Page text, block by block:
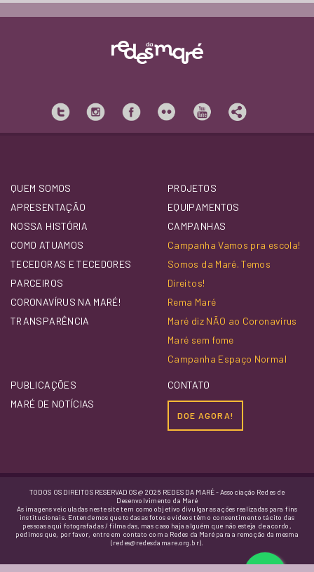
QUEM SOMOS
APRESENTAÇÃO
NOSSA HISTÓRIA
COMO ATUAMOS
TECEDORAS E TECEDORES
PARCEIROS
CORONAVÍRUS NA MARÉ!
TRANSPARÊNCIA
PROJETOS
EQUIPAMENTOS
CAMPANHAS
Campanha Vamos pra escola!
Somos da Maré. Temos
Direitos!
Rema Maré
Maré diz NÃO ao Coronavírus
Maré sem fome
Campanha Espaço Normal
PUBLICAÇÕES
MARÉ DE NOTÍCIAS
CONTATO
DOE AGORA!
TODOS OS DIREITOS RESERVADOS @ 2026 REDES DA MARÉ - Associação Redes de
Desenvolvimento da Maré
As imagens veiculadas neste site tem como objetivo divulgar as ações realizadas para fins
institucionais. Entendemos que todas as fotos e vídeos têm o consentimento tácito das
pessoas aqui fotografadas / filmadas, mas caso haja alguém que não esteja de acordo,
pedimos que, por favor, entre em contato com a Redes da Maré para a remoção da mesma
(redes@redesdamare.org.br).